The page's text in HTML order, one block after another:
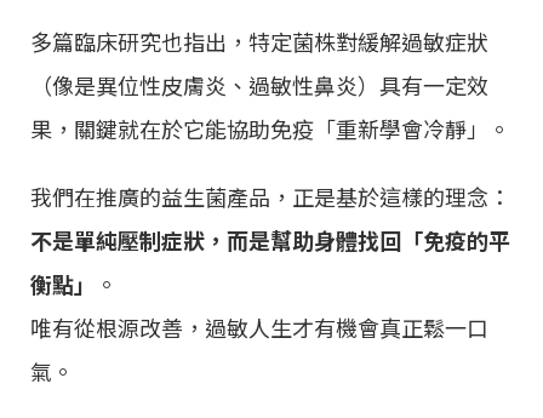
多篇臨床研究也指出，特定菌株對緩解過敏症狀
（像是異位性皮膚炎、過敏性鼻炎）具有一定效
果，關鍵就在於它能協助免疫「重新學會冷靜」。
我們在推廣的益生菌產品，正是基於這樣的理念：
不是單純壓制症狀，而是幫助身體找回「免疫的平
衡點」
。
唯有從根源改善，過敏人生才有機會真正鬆一口
氣。